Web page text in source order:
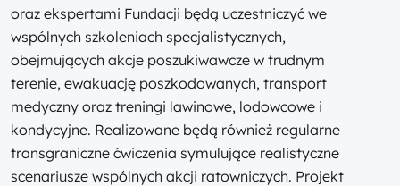
oraz ekspertami Fundacji będą uczestniczyć we
wspólnych szkoleniach specjalistycznych,
obejmujących akcje poszukiwawcze w trudnym
terenie, ewakuację poszkodowanych, transport
medyczny oraz treningi lawinowe, lodowcowe i
kondycyjne. Realizowane będą również regularne
transgraniczne ćwiczenia symulujące realistyczne
scenariusze wspólnych akcji ratowniczych. Projekt